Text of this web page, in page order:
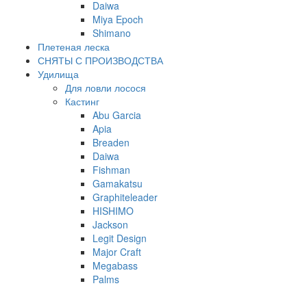
Daiwa
Miya Epoch
Shimano
Плетеная леска
СНЯТЫ С ПРОИЗВОДСТВА
Удилища
Для ловли лосося
Кастинг
Abu Garcia
Apia
Breaden
Daiwa
Fishman
Gamakatsu
Graphiteleader
HISHIMO
Jackson
Legit Design
Major Craft
Megabass
Palms